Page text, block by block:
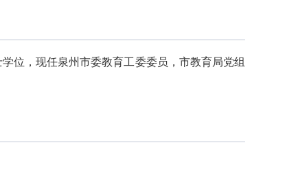
位，现任泉州市委教育工委委员，市教育局党组